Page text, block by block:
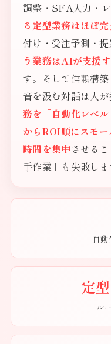
調整・SFA入力・
る定型業務はほぼ
付け・受注予測・
う業務はAIが支援
す。そして信頼構
音を汲む対話は人が
務を「自動化レベ
からROI順にスモ
時間を集中させる
手作業」も失敗しま
自
定
ル